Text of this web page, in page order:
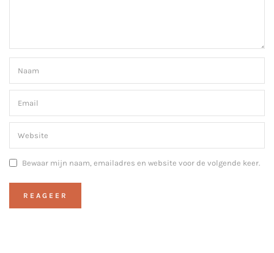
Bewaar mijn naam, emailadres en website voor de volgende keer.